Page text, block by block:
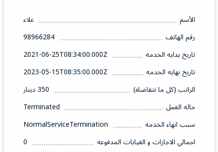
الأسم
علاء
رقم الهاتف
98966284
تاريخ بدايه الخدمه
2021-06-25T08:34:00.000Z
تاريخ نهايه الخدمه
2023-05-15T08:35:00.000Z
الراتب (كل ما تتقاضاه)
350 دينار
حاله العمل
Terminated
سبب انهاء الخدمه
NormalServiceTermination
اجمالي الاجازات و الغيابات المدفوعه
0